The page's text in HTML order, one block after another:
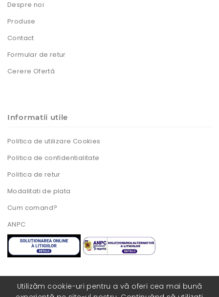
Despre noi
Produse
Contact
Formular de retur
Cerere Ofertă
Informatii utile
Politica de utilizare Cookies
Politica de confidentialitate
Politica de retur
Modalitati de plata
Cum comand?
ANPC
Utilizăm cookie-uri pentru a vă oferi cea mai bună